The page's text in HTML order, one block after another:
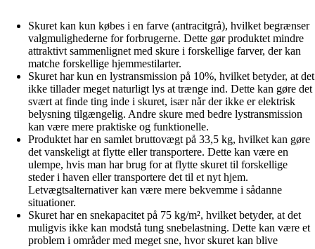
Skuret kan kun købes i en farve (antracitgrå), hvilket begrænser
valgmulighederne for forbrugerne. Dette gør produktet mindre
attraktivt sammenlignet med skure i forskellige farver, der kan
matche forskellige hjemmestilarter.
Skuret har kun en lystransmission på 10%, hvilket betyder, at det
ikke tillader meget naturligt lys at trænge ind. Dette kan gøre det
svært at finde ting inde i skuret, især når der ikke er elektrisk
belysning tilgængelig. Andre skure med bedre lystransmission
kan være mere praktiske og funktionelle.
Produktet har en samlet bruttovægt på 33,5 kg, hvilket kan gøre
det vanskeligt at flytte eller transportere. Dette kan være en
ulempe, hvis man har brug for at flytte skuret til forskellige
steder i haven eller transportere det til et nyt hjem.
Letvægtsalternativer kan være mere bekvemme i sådanne
situationer.
Skuret har en snekapacitet på 75 kg/m², hvilket betyder, at det
muligvis ikke kan modstå tung snebelastning. Dette kan være et
problem i områder med meget sne, hvor skuret kan blive